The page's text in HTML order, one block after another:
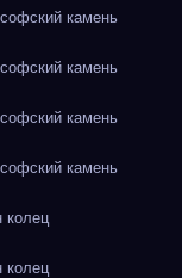
камень
камень
камень
камень
колец
колец